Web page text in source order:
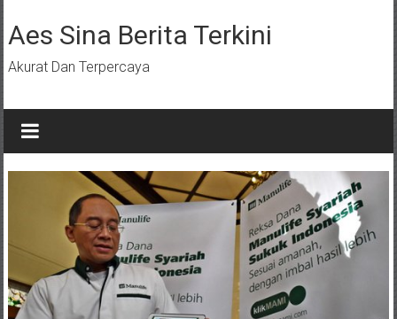
ke
konten
Aes Sina Berita Terkini
Akurat Dan Terpercaya